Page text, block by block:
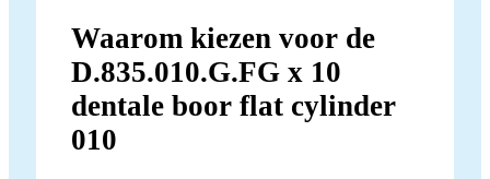
Waarom kiezen voor de
D.835.010.G.FG x 10
dentale boor flat cylinder
010